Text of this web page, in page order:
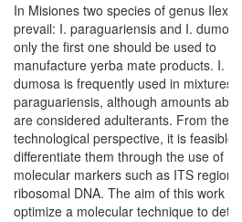
In Misiones two species of genus Ilex
prevail: I. paraguariensis and I.
only the first one should be used to
manufacture yerba mate products. I.
dumosa is frequently used in mixtures
paraguariensis, although amounts
are considered adulterants. From the
technological perspective, it is feasible
differentiate them through the use of
molecular markers such as ITS
ribosomal DNA. The aim of this work
optimize a molecular technique to